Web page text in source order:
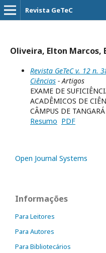
Revista GeTeC
Oliveira, Elton Marcos,
Revista GeTeC v. 12 n.
Ciências - Artigos
EXAME DE
ACADÊMICOS DE
CÂMPUS DE
Resumo PDF
Open Journal Systems
Informações
Para Leitores
Para Autores
Para Bibliotecários